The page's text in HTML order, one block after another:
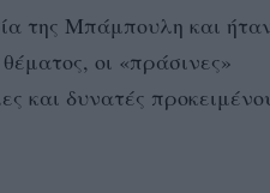
της Μπάμπουλη και
οι «πράσινες»
και δυνατές